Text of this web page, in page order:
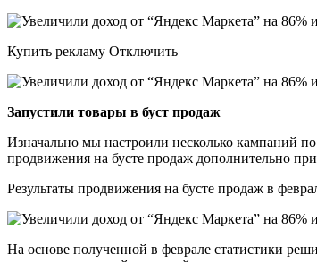
Купить рекламу Отключить
Запустили товары в буст продаж
Изначально мы настроили несколько кампаний
продвижения на бусте продаж дополнительно
Результаты продвижения на бусте продаж в
На основе полученной в феврале статистики